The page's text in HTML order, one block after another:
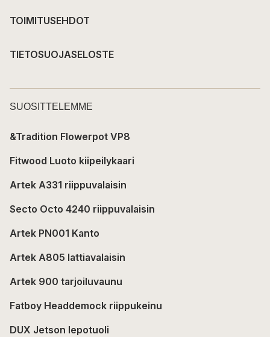
TOIMITUSEHDOT
TIETOSUOJASELOSTE
SUOSITTELEMME
&Tradition Flowerpot VP8
Fitwood Luoto kiipeilykaari
Artek A331 riippuvalaisin
Secto Octo 4240 riippuvalaisin
Artek PN001 Kanto
Artek A805 lattiavalaisin
Artek 900 tarjoiluvaunu
Fatboy Headdemock riippukeinu
DUX Jetson lepotuoli